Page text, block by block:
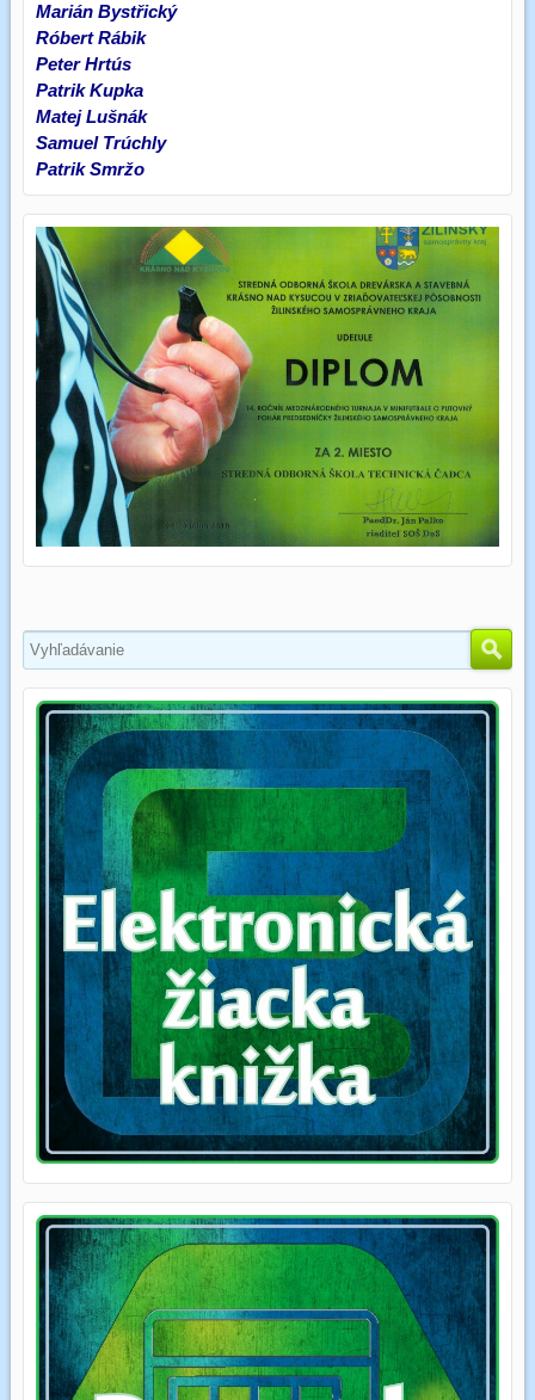
Marián Bystřický
Róbert Rábik
Peter Hrtús
Patrik Kupka
Matej Lušnák
Samuel Trúchly
Patrik Smržo